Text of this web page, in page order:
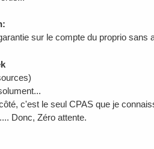
sur le compte du proprio
c'est le seul CPAS que je
Donc, Zéro attente.